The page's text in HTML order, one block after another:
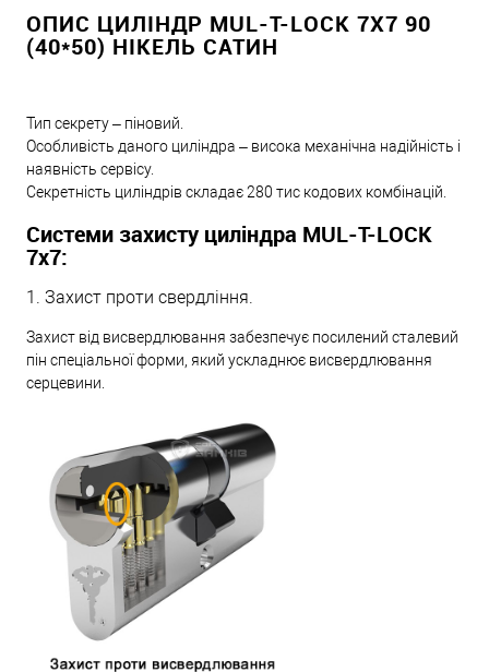
ОПИС ЦИЛІНДР MUL-T-LOCK 7X7 90
(40*50) НІКЕЛЬ САТИН
Тип секрету – піновий.
Особливість даного циліндра – висока механічна надійність і
наявність сервісу.
Секретність циліндрів складає 280 тис кодових комбінацій.
Системи захисту циліндра MUL-T-LOCK
7х7:
1. Захист проти свердління.
Захист від висвердлювання забезпечує посилений сталевий
пін спеціальної форми, який ускладнює висвердлювання
серцевини.